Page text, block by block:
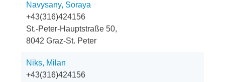
Navysany, Soraya
+43(316)424156
St.-Peter-Hauptstraße 50,
8042 Graz-St. Peter
Niks, Milan
+43(316)424156